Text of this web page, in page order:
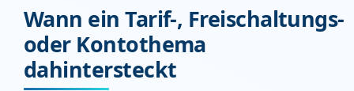
Wann ein Tarif-, Freischaltungs-
oder Kontothema
dahintersteckt